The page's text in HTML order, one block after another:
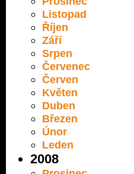
Listopad
Říjen
Září
Srpen
Červenec
Červen
Květen
Duben
Březen
Únor
Leden
2008